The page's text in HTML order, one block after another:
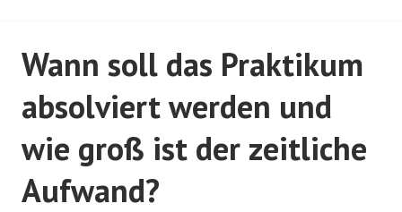
Wann soll das Praktikum
absolviert werden und
wie groß ist der zeitliche
Aufwand?